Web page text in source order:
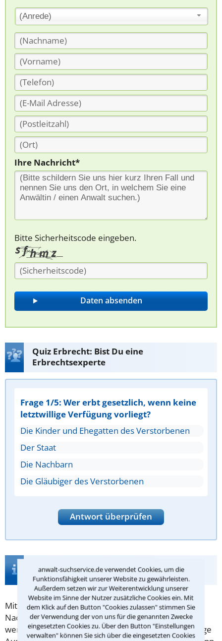
anwalt-suchservice.de verwendet Cookies, um die
Funktionsfähigkeit unserer Website zu gewährleisten.
Außerdem setzen wir zur Weiterentwicklung unserer
Website im Sinne der Nutzer zusätzliche Cookies ein. Mit
dem Klick auf den Button "Cookies zulassen" stimmen Sie
der Verwendung der von uns für die genannten Zwecke
eingesetzten Cookies zu. Über den Button "Einstellungen
verwalten" können Sie sich über die eingesetzten Cookies
(Anrede)
Ihre Nachricht*
Bitte Sicherheitscode eingeben.
Quiz Erbrecht: Bist Du eine
Erbrechtsexperte
Frage 1/5: Wer erbt gesetzlich, wenn keine
letztwillige Verfügung vorliegt?
Die Kinder und Ehegatten des Verstorbenen
Der Staat
Die Nachbarn
Die Gläubiger des Verstorbenen
Antwort überprüfen
Infos zur Suche nach einem Anwalt für
Enterbung in Aulendorf
Mit derEnterbungwird versucht, dass bestimmte
Nachkommen möglichst wenig erben. "Möglichst
wenig" deshalb, da derPflichtteilbis auf ganz wenige